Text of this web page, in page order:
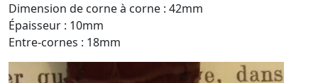
Dimension de corne à corne : 42mm
Épaisseur : 10mm
Entre-cornes : 18mm